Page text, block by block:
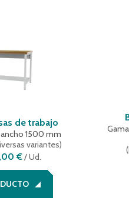
de trabajo
1500 mm
variantes)
€/ Ud.
(